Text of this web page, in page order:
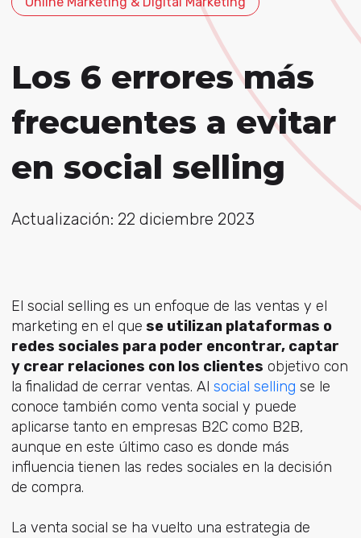
Los 6 errores más
frecuentes a evitar
en social selling
Actualización: 22 diciembre 2023
El social selling es un enfoque de las ventas y el
marketing en el que se utilizan plataformas o
redes sociales para poder encontrar, captar
y crear relaciones con los clientes objetivo con
la finalidad de cerrar ventas. Al social selling se le
conoce también como venta social y puede
aplicarse tanto en empresas B2C como B2B,
aunque en este último caso es donde más
influencia tienen las redes sociales en la decisión
de compra.
La venta social se ha vuelto una estrategia de